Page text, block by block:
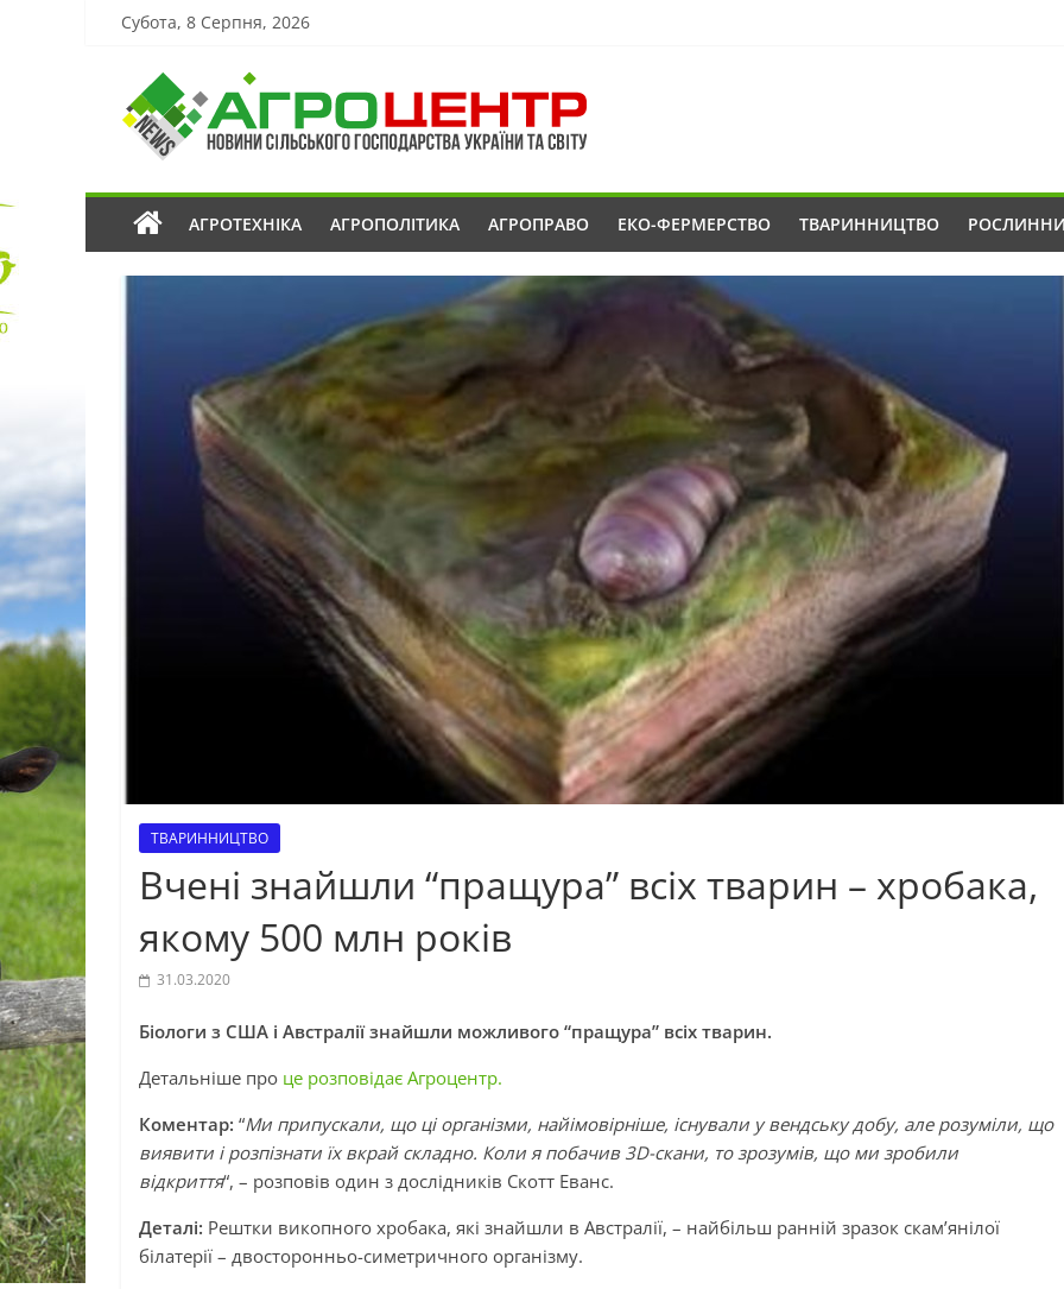
Субота, 8 Серпня, 2026
АГРОТЕХНІКА АГРОПОЛІТИКА АГРОПРАВО ЕКО-ФЕРМЕРСТВО ТВАРИННИЦТВО
ТВАРИННИЦТВО
Вчені знайшли “пращура” всіх тварин – хробака,
якому 500 млн років
31.03.2020
Біологи з США і Австралії знайшли можливого “пращура” всіх тварин.
Детальніше про це розповідає Агроцентр.
Коментар: “Ми припускали, що ці організми, найімовірніше, існували у вендську добу, але розуміли, що
виявити і розпізнати їх вкрай складно. Коли я побачив 3D-скани, то зрозумів, що ми зробили
відкриття“, – розповів один з дослідників Скотт Еванс.
Деталі: Рештки викопного хробака, які знайшли в Австралії, – найбільш ранній зразок скам’янілої
білатерії – двосторонньо-симетричного організму.